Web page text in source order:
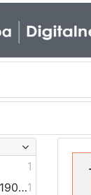
1
Hergešić, Ivo, ml. (23. 07. 1904. – 29. 12. 1977.)1